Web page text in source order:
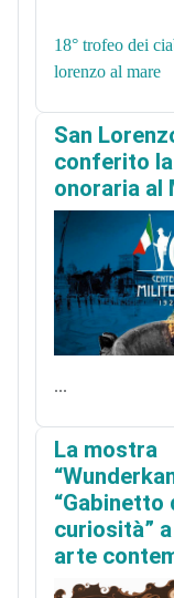
18° trofeo dei
lorenzo al mare
San
conferito
onoraria al
...
La mostra
“Gabinetto
curiosità”
arte